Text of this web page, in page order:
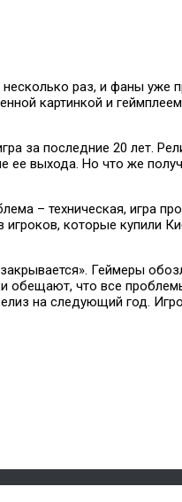
раз, и фаны уже
картинкой и
за последние 20 лет.
ее выхода. Но что же
– техническая, игра
которые купили
Геймеры
обещают, что все
на следующий год.